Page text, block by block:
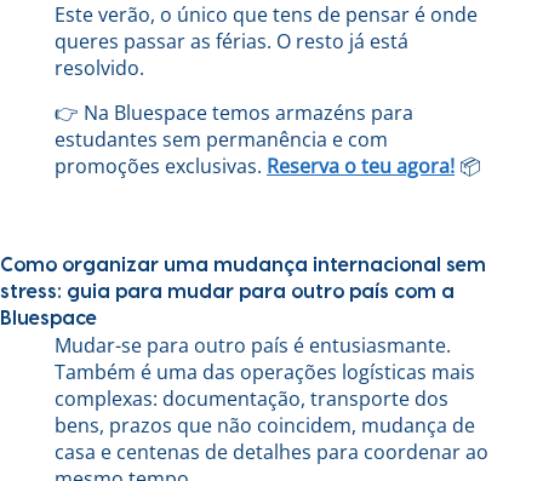
Este verão, o único que tens de pensar é onde
queres passar as férias. O resto já está
resolvido.
👉 Na Bluespace temos armazéns para
estudantes sem permanência e com
promoções exclusivas. Reserva o teu agora! 📦
Como organizar uma mudança internacional sem
stress: guia para mudar para outro país com a
Bluespace
Mudar-se para outro país é entusiasmante.
Também é uma das operações logísticas mais
complexas: documentação, transporte dos
bens, prazos que não coincidem, mudança de
casa e centenas de detalhes para coordenar ao